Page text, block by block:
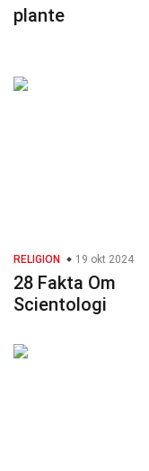
plante
RELIGION 19 okt 2024
28 Fakta Om
Scientologi